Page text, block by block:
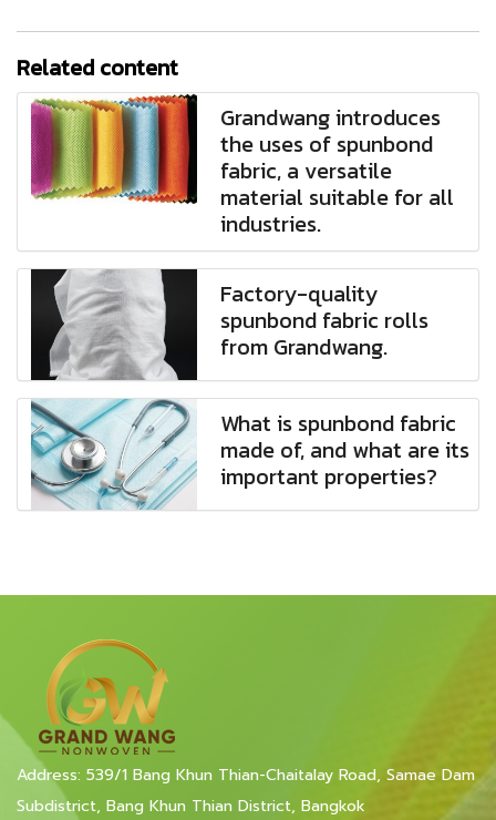
Related content
Grandwang introduces
the uses of spunbond
fabric, a versatile
material suitable for all
industries.
Factory-quality
spunbond fabric rolls
from Grandwang.
What is spunbond fabric
made of, and what are its
important properties?
Address: 539/1 Bang Khun Thian-Chaitalay Road, Samae Dam
Subdistrict, Bang Khun Thian District, Bangkok